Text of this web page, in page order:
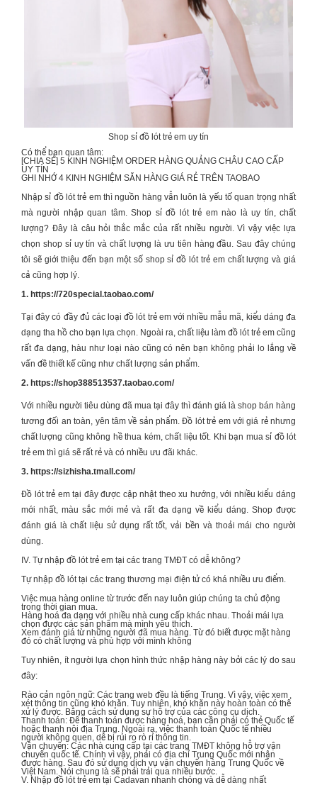
Shop sỉ đồ lót trẻ em uy tín
Có thể bạn quan tâm:
[CHIA SẺ] 5 KINH NGHIỆM ORDER HÀNG QUẢNG CHÂU CAO CẤP
UY TÍN
GHI NHỚ 4 KINH NGHIỆM SĂN HÀNG GIÁ RẺ TRÊN TAOBAO
Nhập sỉ đồ lót trẻ emthì nguồn hàng vẫn luôn là yếu tố quan trọng nhất
mà người nhập quan tâm. Shop sỉ đồ lót trẻ em nào là uy tín, chất
lượng? Đây là câu hỏi thắc mắc của rất nhiều người. Vì vậy việc lựa
chọn shop sỉ uy tín và chất lượng là ưu tiên hàng đầu. Sau đây chúng
tôi sẽ giới thiệu đến bạn một số shop sỉđồ lót trẻ emchất lượng và giá
cả cũng hợp lý.
1. https://720special.taobao.com/
Tại đây có đầy đủ các loạiđồ lót trẻ em với nhiều mẫu mã, kiểu dáng đa
dạng tha hồ cho bạn lựa chọn. Ngoài ra, chất liệu làm đồ lót trẻ em cũng
rất đa dạng, hàu như loại nào cũng có nên bạn không phải lo lắng về
vấn đề thiết kế cũng như chất lượng sản phẩm.
2. https://shop388513537.taobao.com/
Với nhiều người tiêu dùng đã mua tại đây thì đánh giá là shop bán hàng
tương đối an toàn, yên tâm về sản phẩm. Đồ lót trẻ em với giá rẻ nhưng
chất lượng cũng không hề thua kém, chất liệu tốt. Khi bạn mua sỉ đồ lót
trẻ em thì giá sẽ rất rẻ và có nhiều ưu đãi khác.
3. https://sizhisha.tmall.com/
Đồ lót trẻ emtại đây được cập nhật theo xu hướng, với nhiều kiểu dáng
mới nhất, màu sắc mới mẻ và rất đa dạng về kiểu dáng. Shop được
đánh giá là chất liệu sử dụng rất tốt, vải bền và thoải mái cho người
dùng.
IV. Tự nhập đồ lót trẻ em tại các trang TMĐT có dễ không?
Tự nhập đồ lót tại các trang thương mại điện tử có khá nhiều ưu điểm.
Việc mua hàng online từ trước đến nay luôn giúp chúng ta chủ động
trong thời gian mua.
Hàng hoá đa dạng với nhiều nhà cung cấp khác nhau. Thoải mái lựa
chọn được các sản phẩm mà mình yêu thích.
Xem đánh giá từ những người đã mua hàng. Từ đó biết được mặt hàng
đó có chất lượng và phù hợp với mình không
Tuy nhiên, ít người lựa chọn hình thức nhập hàng này bởi các lý do sau
đây:
Rào cản ngôn ngữ: Các trang web đều là tiếng Trung. Vì vậy, việc xem
xét thông tin cũng khó khăn. Tuy nhiên, khó khăn này hoàn toàn có thể
xử lý được. Bằng cách sử dụng sự hỗ trợ của các công cụ dịch.
Thanh toán: Để thanh toán được hàng hoá, bạn cần phải có thẻ Quốc tế
hoặc thanh nội địa Trung. Ngoài ra, việc thanh toán Quốc tế nhiều
người không quen, dễ bị rủi ro rò rỉ thông tin.
Vận chuyển: Các nhà cung cấp tại các trang TMĐT không hỗ trợ vận
chuyển quốc tế. Chính vì vậy, phải có địa chỉ Trung Quốc mới nhận
được hàng. Sau đó sử dụng dịch vụ vận chuyển hàng Trung Quốc về
Việt Nam. Nói chung là sẽ phải trải qua nhiều bước.
V. Nhập đồ lót trẻ em tại Cadavan nhanh chóng và dễ dàng nhất